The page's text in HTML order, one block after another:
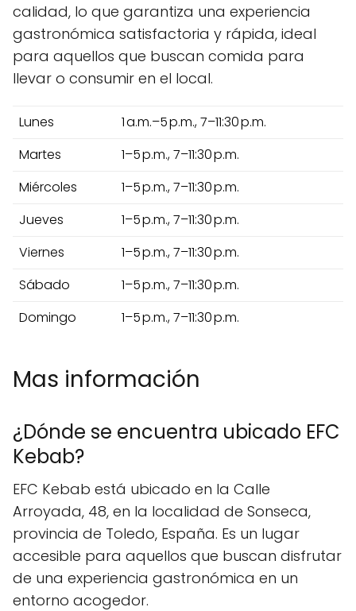
calidad, lo que garantiza una experiencia
gastronómica satisfactoria y rápida, ideal
para aquellos que buscan comida para
llevar o consumir en el local.
Lunes
1 a.m.–5 p.m., 7–11:30 p.m.
Martes
1–5 p.m., 7–11:30 p.m.
Miércoles
1–5 p.m., 7–11:30 p.m.
Jueves
1–5 p.m., 7–11:30 p.m.
Viernes
1–5 p.m., 7–11:30 p.m.
Sábado
1–5 p.m., 7–11:30 p.m.
Domingo
1–5 p.m., 7–11:30 p.m.
Mas información
¿Dónde se encuentra ubicado EFC
Kebab?
EFC Kebab está ubicado en la Calle
Arroyada, 48, en la localidad de Sonseca,
provincia de Toledo, España. Es un lugar
accesible para aquellos que buscan disfrutar
de una experiencia gastronómica en un
entorno acogedor.